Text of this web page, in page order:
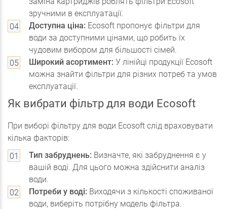
зручними в експлуатації.
Доступна ціна: Ecosoft пропонує фільтри для
води за доступними цінами, що робить їх
чудовим вибором для більшості сімей.
Широкий асортимент: У лінійці продукції Ecosoft
можна знайти фільтри для різних потреб та умов
експлуатації.
Як вибрати фільтр для води Ecosoft
При виборі фільтру для води Ecosoft слід враховувати
кілька факторів:
Тип забруднень: Визначте, які забруднення є у
вашій воді. Для цього можна здійснити аналіз
води.
Потреби у воді: Виходячи з кількості споживаної
води, виберіть потрібну модель фільтра.